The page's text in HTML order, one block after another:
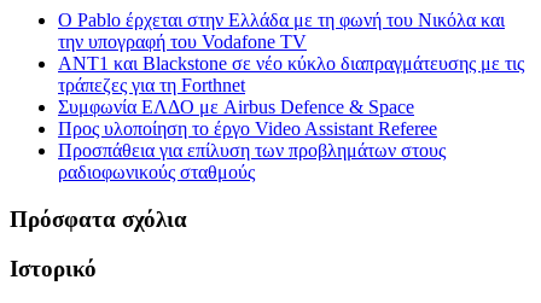
Ο Pablo έρχεται στην Ελλάδα με τη φωνή του Νικόλα και
την υπογραφή του Vodafone TV
ΑΝΤ1 και Blackstone σε νέο κύκλο διαπραγμάτευσης με τις
τράπεζες για τη Forthnet
Συμφωνία ΕΛΔΟ με Airbus Defence & Space
Προς υλοποίηση το έργο Video Assistant Referee
Προσπάθεια για επίλυση των προβλημάτων στους
ραδιοφωνικούς σταθμούς
Πρόσφατα σχόλια
Ιστορικό